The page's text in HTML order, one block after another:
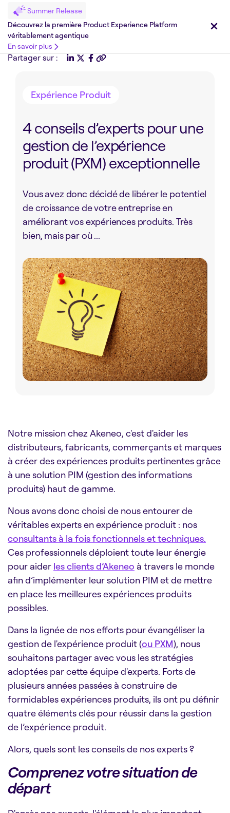
Summer Release
Découvrez la première Product Experience Platform
véritablement agentique
En savoir plus
Partager sur :
Expérience Produit
4 conseils d’experts pour une
gestion de l’expérience
produit (PXM) exceptionnelle
Vous avez donc décidé de libérer le potentiel
de croissance de votre entreprise en
améliorant vos expériences produits. Très
bien, mais par où ...
Notre mission chez Akeneo, c'est d'aider les
distributeurs, fabricants, commerçants et marques
à créer des expériences produits pertinentes grâce
à une solution PIM (gestion des informations
produits) haut de gamme.
Nous avons donc choisi de nous entourer de
véritables experts en expérience produit : nos
consultants à la fois fonctionnels et techniques.
Ces professionnels déploient toute leur énergie
pour aider les clients d’Akeneo à travers le monde
afin d’implémenter leur solution PIM et de mettre
en place les meilleures expériences produits
possibles.
Dans la lignée de nos efforts pour évangéliser la
gestion de l'expérience produit (ou PXM), nous
souhaitons partager avec vous les stratégies
adoptées par cette équipe d'experts. Forts de
plusieurs années passées à construire de
formidables expériences produits, ils ont pu définir
quatre éléments clés pour réussir dans la gestion
de l’expérience produit.
Alors, quels sont les conseils de nos experts ?
Comprenez votre situation de
départ